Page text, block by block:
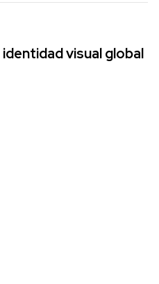
visual global